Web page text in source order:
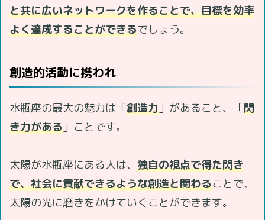
と共に広いネットワークを作ることで、目標を効率
よく達成することができるでしょう。
創造的活動に携われ
水瓶座の最大の魅力は「創造力 」があること、「閃
き力がある 」ことです。
太陽が水瓶座にある人は、 独自の視点で得た閃き
で、社会に貢献できるような創造と関わることで、
太陽の光に磨きをかけていくことができます。